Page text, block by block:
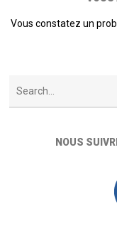
Vous constatez un
NOUS